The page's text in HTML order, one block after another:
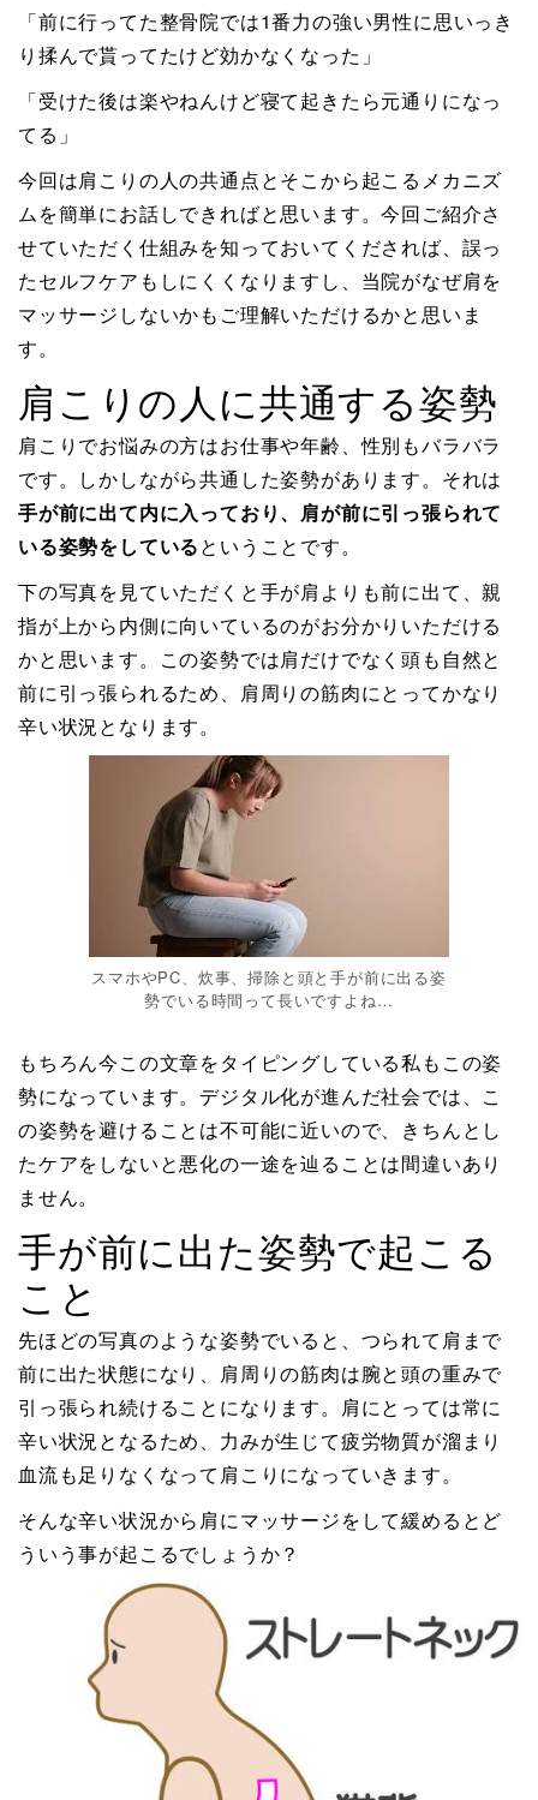
「前に行ってた整骨院では1番力の強い男性に思いっき
り揉んで貰ってたけど効かなくなった」
「受けた後は楽やねんけど寝て起きたら元通りになっ
てる」
今回は肩こりの人の共通点とそこから起こるメカニズ
ムを簡単にお話しできればと思います。今回ご紹介さ
せていただく仕組みを知っておいてくだされば、誤っ
たセルフケアもしにくくなりますし、当院がなぜ肩を
マッサージしないかもご理解いただけるかと思いま
す。
肩こりの人に共通する姿勢
肩こりでお悩みの方はお仕事や年齢、性別もバラバラ
です。しかしながら共通した姿勢があります。それは
手が前に出て内に入っており、肩が前に引っ張られて
いる姿勢をしているということです。
下の写真を見ていただくと手が肩よりも前に出て、親
指が上から内側に向いているのがお分かりいただける
かと思います。この姿勢では肩だけでなく頭も自然と
前に引っ張られるため、肩周りの筋肉にとってかなり
辛い状況となります。
スマホやPC、炊事、掃除と頭と手が前に出る姿
勢でいる時間って長いですよね…
もちろん今この文章をタイピングしている私もこの姿
勢になっています。デジタル化が進んだ社会では、こ
の姿勢を避けることは不可能に近いので、きちんとし
たケアをしないと悪化の一途を辿ることは間違いあり
ません。
手が前に出た姿勢で起こる
こと
先ほどの写真のような姿勢でいると、つられて肩まで
前に出た状態になり、肩周りの筋肉は腕と頭の重みで
引っ張られ続けることになります。肩にとっては常に
辛い状況となるため、力みが生じて疲労物質が溜まり
血流も足りなくなって肩こりになっていきます。
そんな辛い状況から肩にマッサージをして緩めるとど
ういう事が起こるでしょうか？